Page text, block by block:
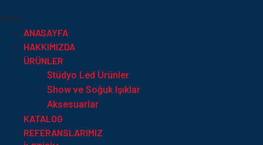
Menu
ANASAYFA
HAKKIMIZDA
ÜRÜNLER
Stüdyo Led Ürünler
Show ve Soğuk Işıklar
Aksesuarlar
KATALOG
REFERANSLARIMIZ